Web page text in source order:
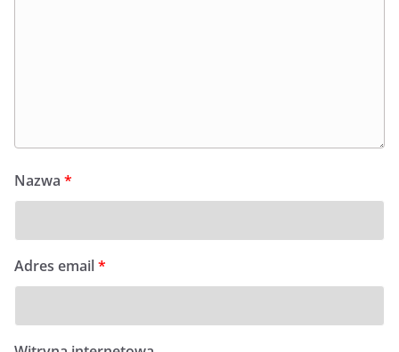
Nazwa *
Adres email*